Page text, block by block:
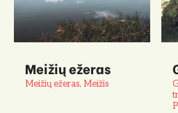
Meižių ežeras
Meižių ežeras, Meižis